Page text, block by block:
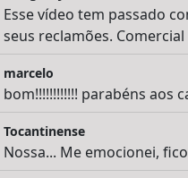
Esse vídeo tem passado
seus reclamões. Comercial
marcelo
bom!!!!!!!!!!!! parabéns aos
Tocantinense
Nossa... Me emocionei,